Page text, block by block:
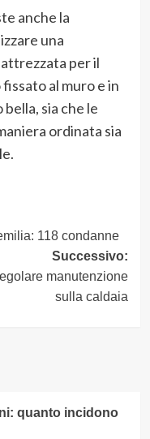
anche la
una
per il
al muro e in
sia che le
ordinata sia
118 condanne
Successivo:
manutenzione
sulla caldaia
quanto incidono